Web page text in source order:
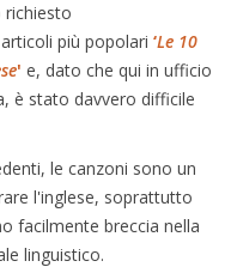
più popolari ‘Le 10
' e, dato che qui in ufficio
è stato davvero difficile
le canzoni sono un
l'inglese, soprattutto
facilmente breccia nella
linguistico.